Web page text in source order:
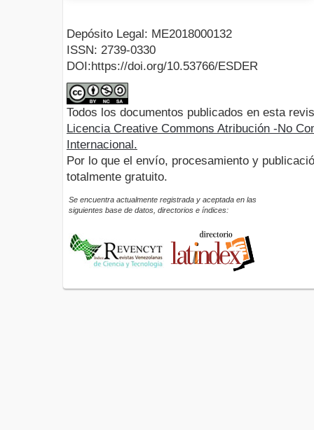
Depósito Legal: ME2018000132
ISSN: 2739-0330
DOI:https://doi.org/10.53766/ESDER
Todos los documentos publicados en esta
Licencia Creative Commons Atribución -No
Internacional.
Por lo que el envío, procesamiento y
totalmente gratuito.
Se encuentra actualmente registrada y aceptada en las
siguientes base de datos, directorios e índices: